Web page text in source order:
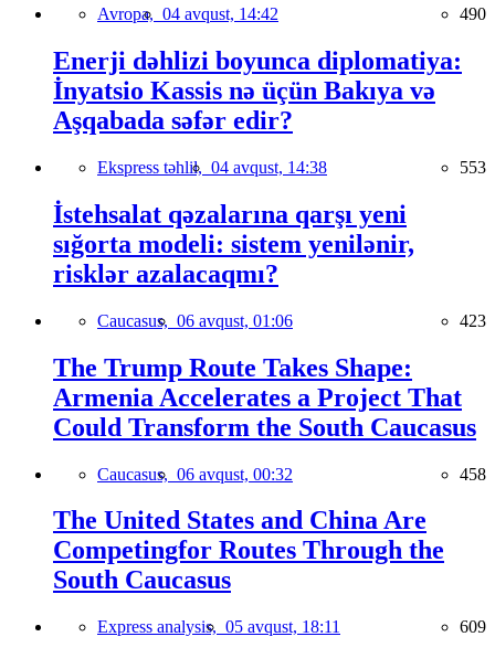
Avropa, 04 avqust, 14:42 490
Enerji dəhlizi boyunca diplomatiya:
İnyatsio Kassis nə üçün Bakıya və
Aşqabada səfər edir?
Ekspress təhlil, 04 avqust, 14:38 553
İstehsalat qəzalarına qarşı yeni
sığorta modeli: sistem yenilənir,
risklər azalacaqmı?
Caucasus, 06 avqust, 01:06 423
The Trump Route Takes Shape:
Armenia Accelerates a Project That
Could Transform the South Caucasus
Caucasus, 06 avqust, 00:32 458
The United States and China Are
Competingfor Routes Through the
South Caucasus
Express analysis, 05 avqust, 18:11 609